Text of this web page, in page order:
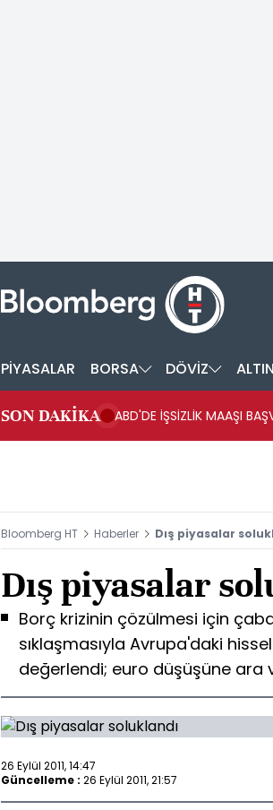
PİYASALAR BORSA DÖVİZ ALTIN
SON DAKİKA ABD'DE İŞSİZLİK MAAŞI
Bloomberg HT Haberler Dış piyasalar
Dış piyasalar
Borç krizinin çözülmesi için
sıklaşmasıyla Avrupa'daki
değerlendi; euro düşüşüne ara
26 Eylül 2011, 14:47
Güncelleme : 26 Eylül 2011, 21:57